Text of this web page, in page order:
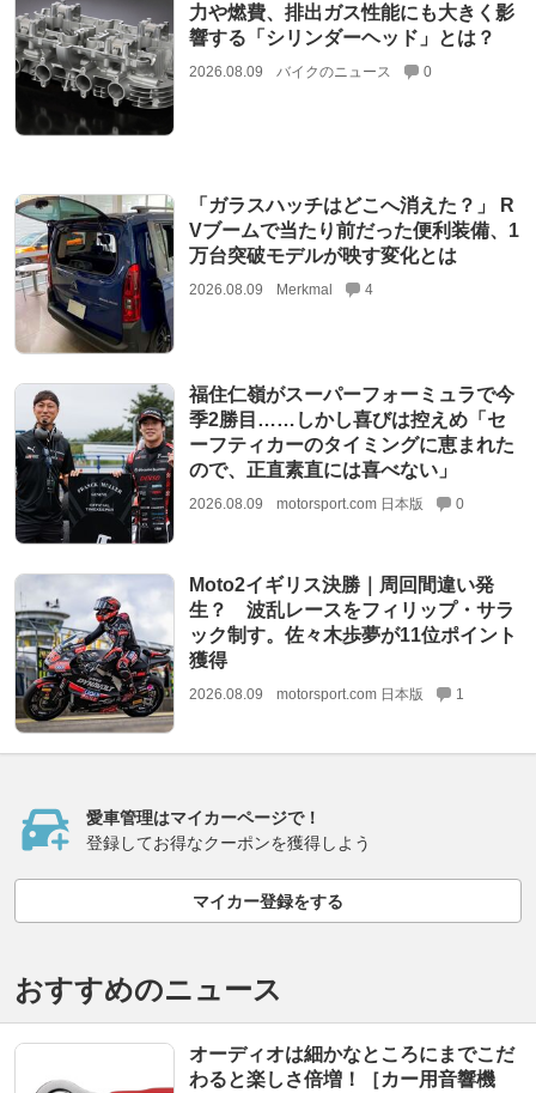
力や燃費、排出ガス性能にも大きく影
響する「シリンダーヘッド」とは？
2026.08.09 バイクのニュース 0
「ガラスハッチはどこへ消えた？」 R
Vブームで当たり前だった便利装備、1
万台突破モデルが映す変化とは
2026.08.09 Merkmal 4
福住仁嶺がスーパーフォーミュラで今
季2勝目……しかし喜びは控えめ「セ
ーフティカーのタイミングに恵まれた
ので、正直素直には喜べない」
2026.08.09 motorsport.com 日本版 0
Moto2イギリス決勝｜周回間違い発
生？ 波乱レースをフィリップ・サラ
ック制す。佐々木歩夢が11位ポイント
獲得
2026.08.09 motorsport.com 日本版 1
愛車管理はマイカーページで！
登録してお得なクーポンを獲得しよう
マイカー登録をする
おすすめのニュース
オーディオは細かなところにまでこだ
わると楽しさ倍増！［カー用音響機